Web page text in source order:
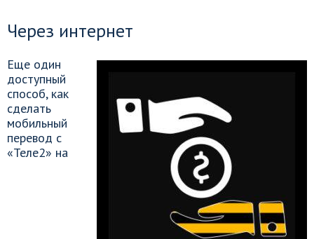
Через интернет
Еще один
доступный
способ, как
сделать
мобильный
перевод с
«Теле2» на